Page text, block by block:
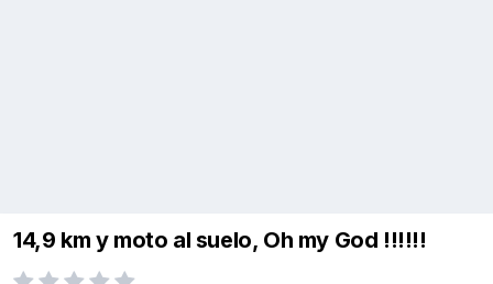
14,9 km y moto al suelo, Oh my God !!!!!!